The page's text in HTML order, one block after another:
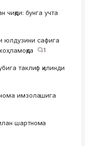
чиқди: бунга учта
юлдузини сафига
1
таклиф қилинди
имзолашига
шартнома